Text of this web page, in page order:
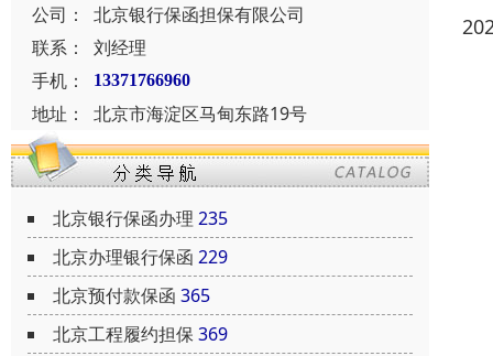
公司：
北京银行保函担保有限公司
联系：
刘经理
手机：
13371766960
地址： 北京市海淀区马甸东路19号
北京银行保函办理 235
北京办理银行保函 229
北京预付款保函 365
北京工程履约担保 369